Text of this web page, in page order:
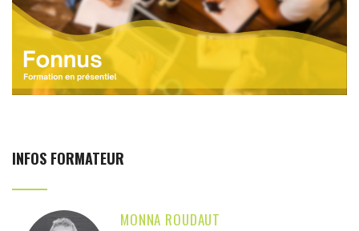
INFOS FORMATEUR
MONNA ROUDAUT